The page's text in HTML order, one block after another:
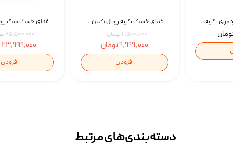
۲۵,۵۰۰,۰۰۰ تومان
۲۳,۹۹۹,۰۰۰ تومان
افزودن
غذای خشک گربه رویال کنین Gastrointestinal Fibre Response وزن 2 کیلوگرم | پت استوک
۱۱,۵۰۰,۰۰۰ تومان
۹,۹۹۹,۰۰۰ تومان
افزودن
اسپری بازکننده گره موی گربه نئوپت Neopet Detangling Spray حجم 120 میلی گرم
دسته‌بندی‌‌های مرتبط